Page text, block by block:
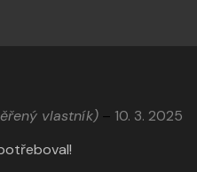
vlastník) – 10. 3. 2025